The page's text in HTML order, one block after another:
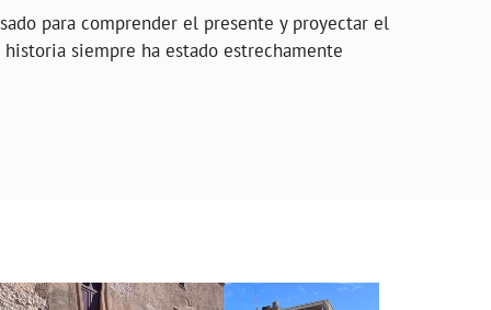
para comprender el presente y proyectar el
siempre ha estado estrechamente